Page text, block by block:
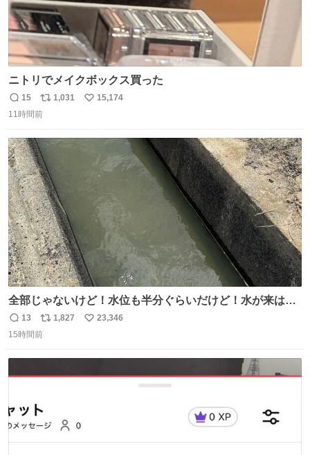
ニトリでメイクボックス買った
返
信
15
リ
ポ
ト
数
1,031
い
15,174
11時間前
全部じゃないけど！水位も半分ぐらいだけど！水が来はじ
めたよ！！！ 作業してくれた方々ありがとーーー
ー！！！！！！！！！！！！！！！！！！！！！！！！！
返
信
13
リ
ポ
1,827
い
23,346
15時間前